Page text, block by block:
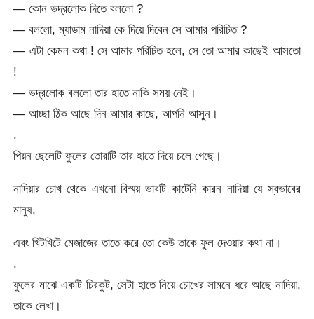
— কোন ভদ্রলোক দিতে বললো ?
— বললো, ম্যাডাম নাদিয়া কে দিয়ে দিবেন সে আমার পরিচিত ?
— এটা কেমন কথা ! সে আমার পরিচিত হলে, সে তো আমার কাছেই আসতো
!
— ভদ্রলোক বললো তার হাতে নাকি সময় নেই।
— আচ্ছা ঠিক আছে দিন আমার কাছে, আপনি আসুন।
.
পিয়ন ছেলেটি ফুলের তোরাটি তার হাতে দিয়ে চলে গেছে।
নাদিয়ার চোখ থেকে এখনো বিস্ময় ভাবটি কাটেনি কারন নাদিয়া যে স্বভাবের
মানুষ,
এবং খিটখিটে মেজাজের তাতে করে তো কেউ তাকে ফুল দেওয়ার কথা না।
.
ফুলের মাঝে একটি চিরকুট, সেটা হাতে নিয়ে চোখের সামনে ধরে আছে নাদিয়া,
তাকে লেখা।